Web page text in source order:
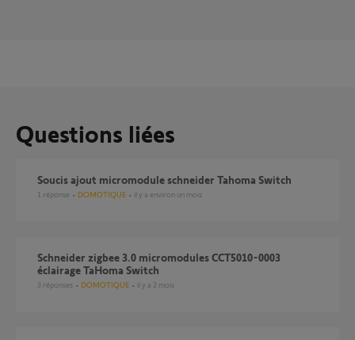
Questions liées
Soucis ajout micromodule schneider Tahoma Switch
1 réponse DOMOTIQUE il y a environ un mois
Schneider zigbee 3.0 micromodules CCT5010-0003
éclairage TaHoma Switch
3 réponses DOMOTIQUE il y a 2 mois